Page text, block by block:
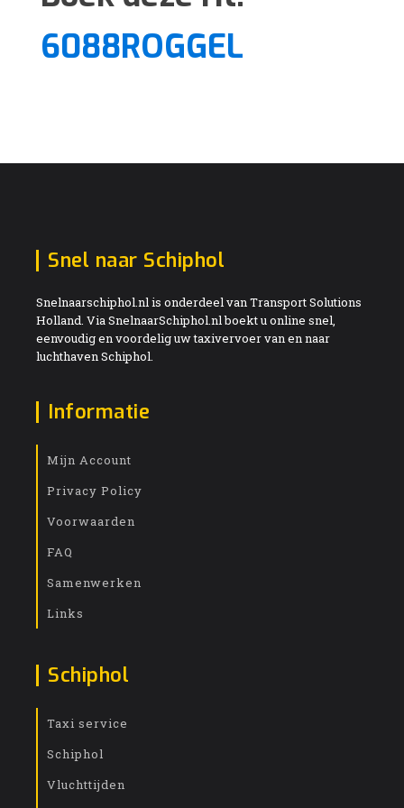
6088ROGGEL
Snel naar Schiphol
Snelnaarschiphol.nl is onderdeel van Transport Solutions
Holland. Via SnelnaarSchiphol.nl boekt u online snel,
eenvoudig en voordelig uw taxivervoer van en naar
luchthaven Schiphol.
Informatie
Mijn Account
Privacy Policy
Voorwaarden
FAQ
Samenwerken
Links
Schiphol
Taxi service
Schiphol
Vluchttijden